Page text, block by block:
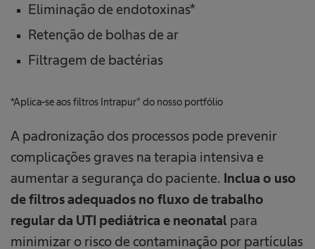
Eliminação de endotoxinas*
Retenção de bolhas de ar
Filtragem de bactérias
*Aplica-se aos filtros Intrapur® do nosso portfólio
A padronização dos processos pode prevenir
complicações graves na terapia intensiva e
aumentar a segurança do paciente. Inclua o uso
de filtros adequados no fluxo de trabalho
regular da UTI pediátrica e neonatal para
minimizar o risco de contaminação por partículas